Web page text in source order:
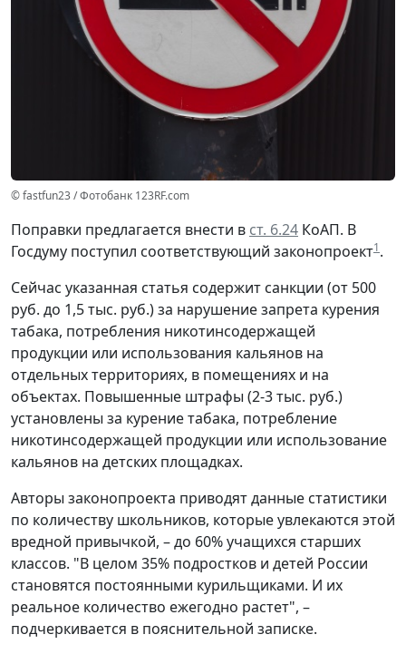
© fastfun23 / Фотобанк 123RF.com
Поправки предлагается внести в ст. 6.24 КоАП. В
Госдуму поступил соответствующий законопроект1.
Сейчас указанная статья содержит санкции (от 500
руб. до 1,5 тыс. руб.) за нарушение запрета курения
табака, потребления никотинсодержащей
продукции или использования кальянов на
отдельных территориях, в помещениях и на
объектах. Повышенные штрафы (2-3 тыс. руб.)
установлены за курение табака, потребление
никотинсодержащей продукции или использование
кальянов на детских площадках.
Авторы законопроекта приводят данные статистики
по количеству школьников, которые увлекаются этой
вредной привычкой, – до 60% учащихся старших
классов. "В целом 35% подростков и детей России
становятся постоянными курильщиками. И их
реальное количество ежегодно растет", –
подчеркивается в пояснительной записке.